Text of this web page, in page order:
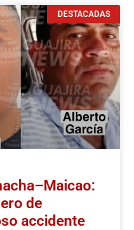
DESTACADAS
de
accidente